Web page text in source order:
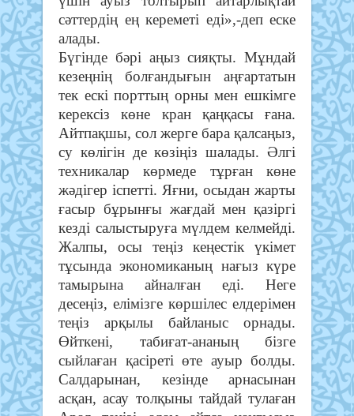
сәттердің ең кереметі еді»,-деп еске
алады.
Бүгінде бәрі аңыз сияқты. Мұндай
кезеңнің болғандығын аңғартатын
тек ескі порттың орны мен ешкімге
керексіз көне кран қаңқасы ғана.
Айтпақшы, сол жерге бара қалсаңыз,
су көлігін де көзіңіз шалады. Әлгі
техникалар көрмеде тұрған көне
жәдігер іспетті. Яғни, осыдан жарты
ғасыр бұрынғы жағдай мен қазіргі
кезді салыстыруға мүлдем келмейді.
Жалпы, осы теңіз кеңестік үкімет
тұсында экономиканың нағыз күре
тамырына айналған еді. Неге
десеңіз, елімізге көршілес елдерімен
теңіз арқылы байланыс орнады.
Өйткені, табиғат-ананың бізге
сыйлаған қасіреті өте ауыр болды.
Салдарынан, кезінде арнасынан
асқан, асау толқыны тайдай тулаған